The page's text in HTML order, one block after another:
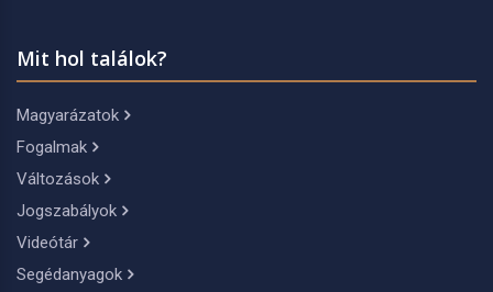
Mit hol találok?
Magyarázatok
Fogalmak
Változások
Jogszabályok
Videótár
Segédanyagok